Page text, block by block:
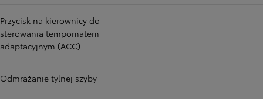
Przycisk na kierownicy do
sterowania tempomatem
adaptacyjnym (ACC)
Odmrażanie tylnej szyby